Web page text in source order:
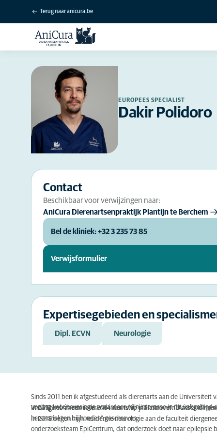
Terug naar anicura.be
EUROPEES SPECIALIST
Dakir Polidoro
Contact
Beschikbaar voor verwijzingen naar:
AniCura Dierenartsenpraktijk Plantijn te Berchem
Bel de kliniek: +32 3 235 73 85
Verwijsformulier
Expertisegebieden en
Dipl. ECVN Neurologie
Sinds 2011 ben ik afgestudeerd als dierenarts aan de Universiteit
voeling voor neurologie, waardoor mijn interesse in dit vakgebied
In 2012 heb ik een roterend internship in Hannover (Duitsland)
Vervolgens startte ik in 2014 een twee jaar durende master in de
hersenziekten bij honden” geschreven.
In 2018 begon mijn residentie neurologie aan de faculteit
onderzoeksteam EpiCentrum, dat onderzoek doet naar epilepsie